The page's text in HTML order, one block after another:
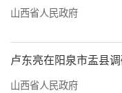
省委党校第78期
国科学院合肥物
山西省人民政府
卢东亮在阳泉市盂县
山西省人民政府